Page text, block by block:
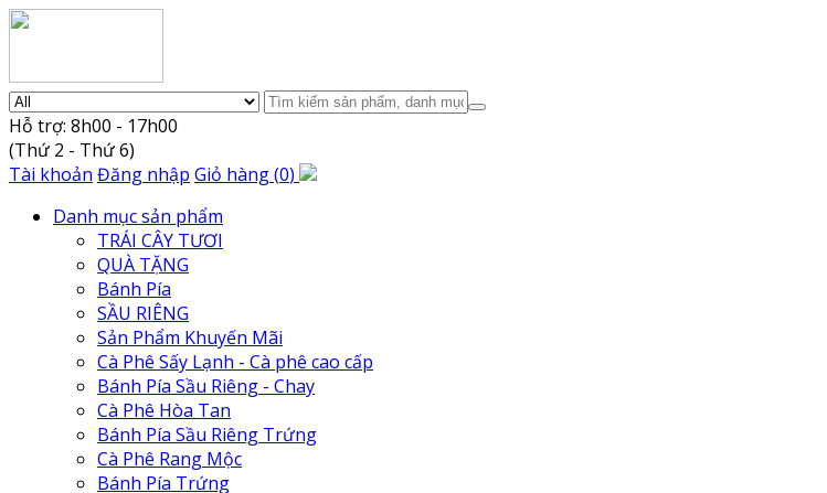
Hỗ trợ: 8h00 - 17h00
(Thứ 2 - Thứ 6)
Tài khoản Đăng nhập Giỏ hàng(0)
Danh mục sản phẩm
TRÁI CÂY TƯƠI
QUÀ TẶNG
Bánh Pía
SẦU RIÊNG
Sản Phẩm Khuyến Mãi
Cà Phê Sấy Lạnh - Cà phê cao cấp
Bánh Pía Sầu Riêng - Chay
Cà Phê Hòa Tan
Bánh Pía Sầu Riêng Trứng
Cà Phê Rang Mộc
Bánh Pía Trứng